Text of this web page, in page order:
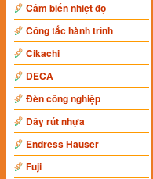
Cảm biến nhiệt độ
Công tắc hành trình
Cikachi
DECA
Đèn công nghiệp
Dây rút nhựa
Endress Hauser
Fuji